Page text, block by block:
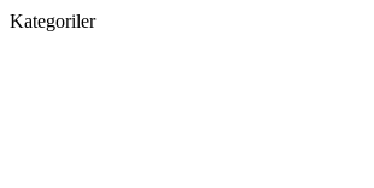
Kategoriler